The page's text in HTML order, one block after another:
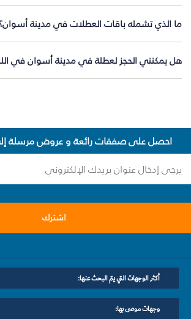
ما الذي تشمله باقات العطلات في مدينة
هل يمكنني الحجز لعطلة في مدينة أسوان في
احصل على صفقات رائعة و عروض مرسلة
اشترك
أكثر الوجهات التي يتم البحث عنها:
وجهات موصى بها: